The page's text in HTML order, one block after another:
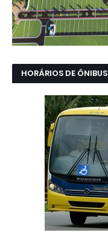
HORÁRIOS DE ÔNIBUS